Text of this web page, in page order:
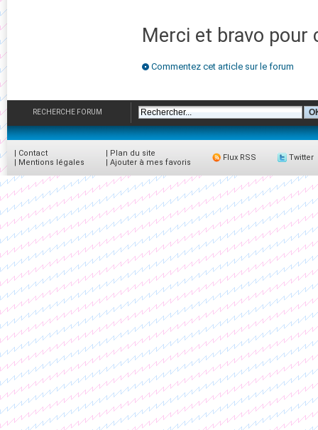
Merci et bravo
Commentez cet article sur le forum
RECHERCHE FORUM
| Contact
| Mentions légales
| Plan du site
| Ajouter à mes favoris
Flux RSS Twitter